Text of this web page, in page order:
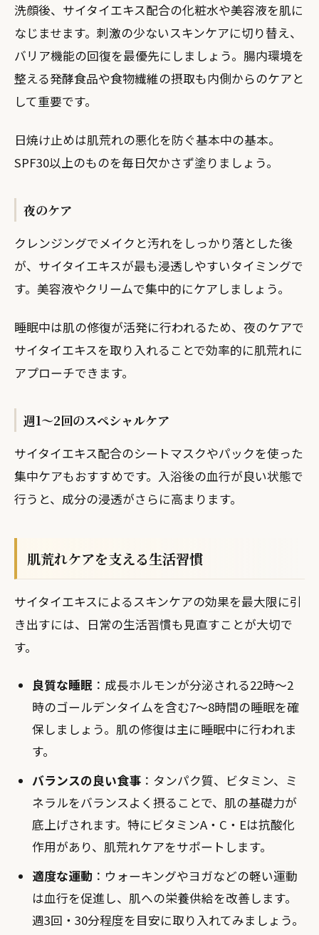
洗顔後、サイタイエキス配合の化粧水や美容液を肌に
なじませます。刺激の少ないスキンケアに切り替え、
バリア機能の回復を最優先にしましょう。腸内環境を
整える発酵食品や食物繊維の摂取も内側からのケアと
して重要です。
日焼け止めは肌荒れの悪化を防ぐ基本中の基本。
SPF30以上のものを毎日欠かさず塗りましょう。
夜のケア
クレンジングでメイクと汚れをしっかり落とした後
が、サイタイエキスが最も浸透しやすいタイミングで
す。美容液やクリームで集中的にケアしましょう。
睡眠中は肌の修復が活発に行われるため、夜のケアで
サイタイエキスを取り入れることで効率的に肌荒れに
アプローチできます。
週1〜2回のスペシャルケア
サイタイエキス配合のシートマスクやパックを使った
集中ケアもおすすめです。入浴後の血行が良い状態で
行うと、成分の浸透がさらに高まります。
肌荒れケアを支える生活習慣
サイタイエキスによるスキンケアの効果を最大限に引
き出すには、日常の生活習慣も見直すことが大切で
す。
良質な睡眠 ：成長ホルモンが分泌される22時〜2
時のゴールデンタイムを含む7〜8時間の睡眠を確
保しましょう。肌の修復は主に睡眠中に行われま
す。
バランスの良い食事 ：タンパク質、ビタミン、ミ
ネラルをバランスよく摂ることで、肌の基礎力が
底上げされます。特にビタミンA・C・Eは抗酸化
作用があり、肌荒れケアをサポートします。
適度な運動 ：ウォーキングやヨガなどの軽い運動
は血行を促進し、肌への栄養供給を改善します。
週3回・30分程度を目安に取り入れてみましょう。